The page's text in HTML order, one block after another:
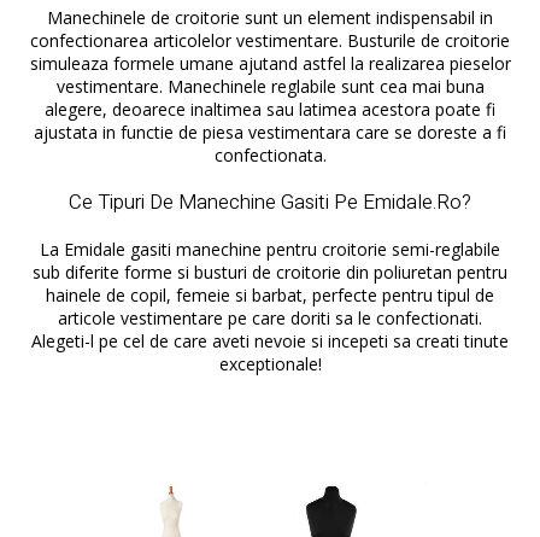
Manechinele de croitorie sunt un element indispensabil in
confectionarea articolelor vestimentare. Busturile de croitorie
simuleaza formele umane ajutand astfel la realizarea pieselor
vestimentare. Manechinele reglabile sunt cea mai buna
alegere, deoarece inaltimea sau latimea acestora poate fi
ajustata in functie de piesa vestimentara care se doreste a fi
confectionata.
Ce Tipuri De Manechine Gasiti Pe Emidale.ro?
La Emidale gasiti manechine pentru croitorie semi-reglabile
sub diferite forme si busturi de croitorie din poliuretan pentru
hainele de copil, femeie si barbat, perfecte pentru tipul de
articole vestimentare pe care doriti sa le confectionati.
Alegeti-l pe cel de care aveti nevoie si incepeti sa creati tinute
exceptionale!